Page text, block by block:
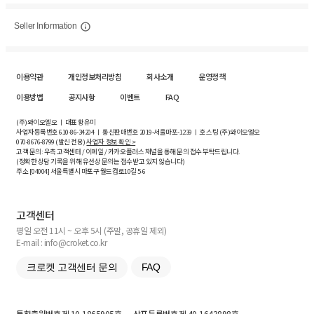
Seller Information
이용약관 개인정보처리방침 회사소개
운영정책
이용방법
공지사항 이벤트 FAQ
(주)와이오엘오 ㅣ 대표 황유미
사업자등록번호610-86-34204ㅣ 통신판매번호 2019-서울마포-1239 ㅣ 호스팅 (주)와이오엘오
070-8676-8799 (발신 전용)사업자 정보 확인 >
고객 문의: 우측 고객센터 / 이메일 / 카카오플러스 채널을 통해 문의 접수 부탁드립니다.
(정확한 상담 기록을 위해 유선상 문의는 접수받고 있지 않습니다)
주소 [04004] 서울특별시 마포구 월드컵로10길5-6
고객센터
평일 오전 11시 ~ 오후 5시 (주말, 공휴일 제외)
E-mail : info@croket.co.kr
크로켓 고객센터 문의 FAQ